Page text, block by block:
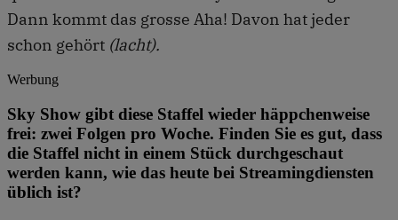
Dann kommt das grosse Aha! Davon hat jeder
schon gehört (lacht).
Werbung
Sky Show gibt diese Staffel wieder häppchenweise
frei: zwei Folgen pro Woche. Finden Sie es gut, dass
die Staffel nicht in einem Stück durchgeschaut
werden kann, wie das heute bei Streamingdiensten
üblich ist?